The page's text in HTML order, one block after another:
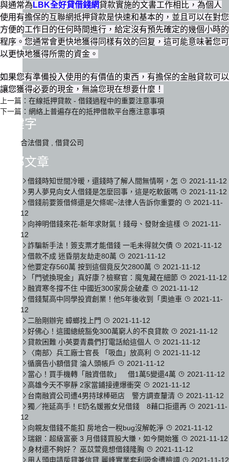
與通常為 LBK全好貸借錢網貸款實施的文書工作相比，為個人
使用有擔保的互聯網抵押貸款是快速和基本的，並且可以在對您
方便的工作日的任何時間進行，給定沒有預先確定的幾個小時的
程序。您通常會更快地獲得同樣有效的回复，這可能意味著您可
以更快地獲得所需的資金。
如果您有準備投入使用的有價值的東西，有擔保的金融貸款可以
讓您獲得必要的現金，無論您現在想要什麼！
上一篇： 在線抵押貸款 - 借錢過程中的重要注意事項
下一篇： 網絡上普遍存在的抵押借款平台應注意事項
關鍵字
合法借貸 借貸公司
全部文章
借錢時知世間冷暖，還錢時了解人間無情啊，怎
2021-11-12
男人夢見向女人借錢是怎麼回事，這是吃軟飯嗎
2021-11-12
借錢前要簽借條還是欠條呢~法律人告訴你重要的
2021-11-
12
向神明借錢來花-新年求財氣！錢母、發財金這樣
2021-11-
12
詐騙新手法！簽支票才能借錢 一毛未得就欠債
2021-11-12
借款不成 迷昏朋友劫走80萬
2021-11-12
他要定存560萬 按到這個竟反欠2800萬
2021-11-12
「門號換現金」真好康？檢察官：魔鬼藏在細節
2021-11-12
融資寒冬撐不住 中國近300家房企破產
2021-11-12
借錢幫高中同學投資創業！他5年後收到「奧迪車
2021-11-
12
二胎剛辦完 蟑螂找上門
2021-11-12
好佛心！這國總統豁免300萬窮人的不良貸款
2021-11-12
貸款困難 小英要青農們打電話給這個人
2021-11-12
〈南部〉兵工廠士官長 「吸血」放高利
2021-11-12
循廣告小額借貸 淪人頭帳戶
2021-11-12
當心！買手機轉「融資借款」 借1萬5變還4萬
2021-11-12
高雄今天不寧靜 2家當鋪接連爆衝突
2021-11-12
台南融資公司遭4男持球棒砸店 警方調查釐清
2021-11-12
獨／拖延高手！E奶名媛搬女兒借錢 8藉口拒還再
2021-11-
12
向親友借錢不能扣 房地合一稅bug沒解乾淨
2021-11-12
瑞銀：超級富豪 3 月借錢買股大賺，如今開始獲
2021-11-12
身材還不夠好？ 巫苡萱竟想借錢隆胸
2021-11-12
用人頭申請房貸兼信貸 麗峰實業套利吸金遭檢調
2021-11-12